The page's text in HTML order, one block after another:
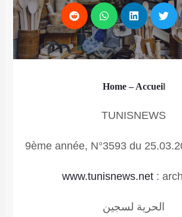
Home– Accueil
TUNISNEWS
9ème année, N°3593 du
:
www.tunisnews.net
الحرية لسجين